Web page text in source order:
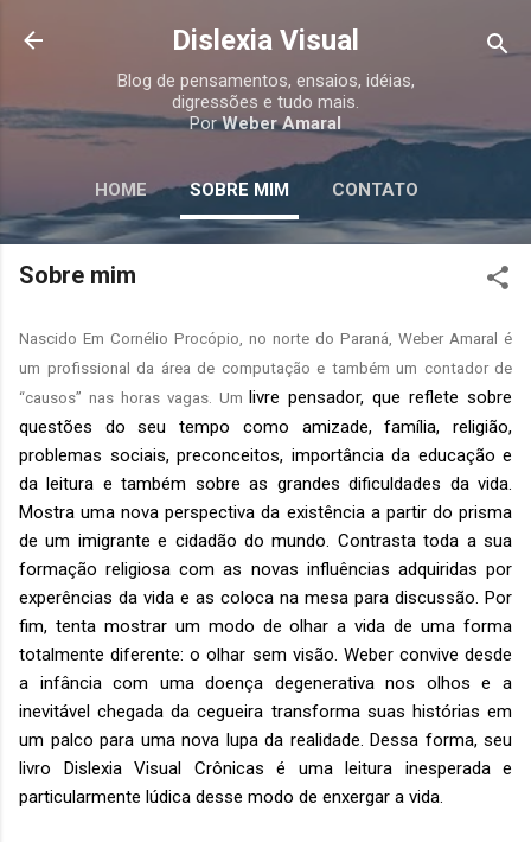
Pular para o conteúdo principal
Dislexia Visual
Blog de pensamentos, ensaios, idéias,
digressões e tudo mais.
PorWeber Amaral
HOME SOBRE MIM CONTATO
Sobre mim
Nascido Em Cornélio Procópio, no norte do Paraná, Weber Amaral é
um profissional da área de computação e também um contador de
“causos” nas horas vagas. Um livre pensador, que reflete sobre
questões do seu tempo como amizade, família, religião,
problemas sociais, preconceitos, importância da educação e
da leitura e também sobre as grandes dificuldades da vida.
Mostra uma nova perspectiva da existência a partir do prisma
de um imigrante e cidadão do mundo. Contrasta toda a sua
formação religiosa com as novas influências adquiridas por
experências da vida e as coloca na mesa para discussão. Por
fim, tenta mostrar um modo de olhar a vida de uma forma
totalmente diferente: o olhar sem visão. Weber convive desde
a infância com uma doença degenerativa nos olhos e a
inevitável chegada da cegueira transforma suas histórias em
um palco para uma nova lupa da realidade. Dessa forma, seu
livro Dislexia Visual Crônicas é uma leitura inesperada e
particularmente lúdica desse modo de enxergar a vida.